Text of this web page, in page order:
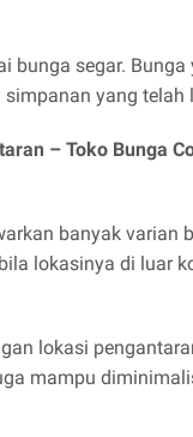
bunga segar.
yang
– Toko Bunga
banyak varian
lokasinya di luar
lokasi
mampu